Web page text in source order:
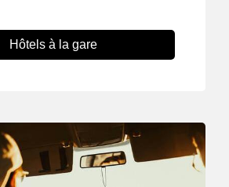
Hôtels à la gare